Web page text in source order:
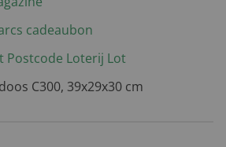
cadeaubon
Postcode Loterij Lot
C300, 39x29x30 cm